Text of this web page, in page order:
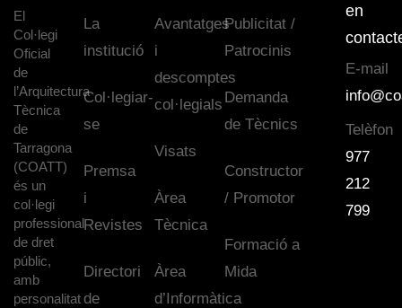
El
Col·legi
Oficial
de
l’Arquitectura
Tècnica
de
Tarragona
(COATT)
és un
col·legi
professional
de dret
públic,
amb
personalitat
La
institució
Col·legiar-
se
Premsa
i
Revistes
Directori
de
Avantatges
i
descomptes
col·legials
Visats
Àrea
Tècnica
Àrea
d’Informàtica
Publicitat /
Patrocinis
Demanda
de Tècnics
Constructor
/ Promotor
Formació a
Mida
en
E-mail
Telèfon
977
212
799